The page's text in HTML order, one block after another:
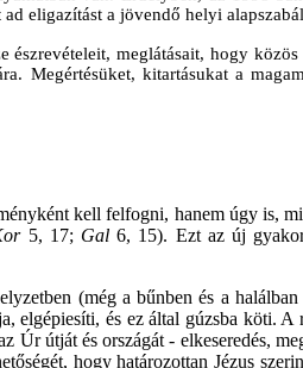
eligazítást a jövendő helyi
meglátásait, hogy
Megértésüket, kitartásukat a
kell felfogni, hanem úgy is,
5, 17; Gal6, 15). Ezt az új
(még a bűnben és a
és ez által gúzsba köti. A
Úr útját és országát - elkeseredés,
hogy határozottan Jézus